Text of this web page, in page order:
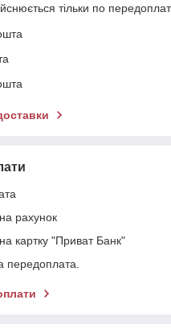
тільки по
рахунок
картку "Приват Банк"
передоплата.